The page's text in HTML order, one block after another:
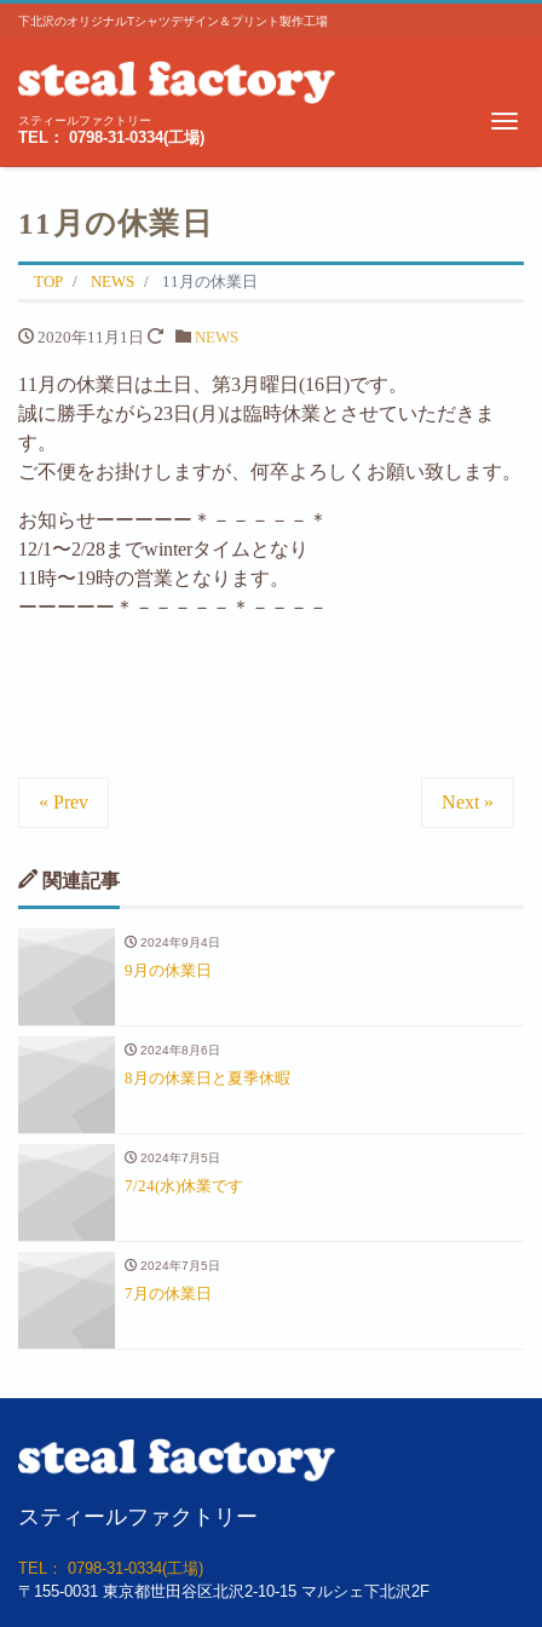
下北沢のオリジナルTシャツデザイン＆プリント製作工場
スティールファクトリー
TEL： 0798-31-0334(工場)
11月の休業日
TOP NEWS 11月の休業日
2020年11月1日 NEWS
11月の休業日は土日、第3月曜日(16日)です。
誠に勝手ながら23日(月)は臨時休業とさせていただきま
す。
ご不便をお掛けしますが、何卒よろしくお願い致します。
お知らせーーーーー＊－－－－－＊
12/1〜2/28までwinterタイムとなり
11時〜19時の営業となります。
ーーーーー＊－－－－－＊－－－－
« Prev Next »
関連記事
2024年9月4日
9月の休業日
2024年8月6日
8月の休業日と夏季休暇
2024年7月5日
7/24(水)休業です
2024年7月5日
7月の休業日
スティールファクトリー
TEL： 0798-31-0334(工場)
〒155-0031 東京都世田谷区北沢2-10-15 マルシェ下北沢2F